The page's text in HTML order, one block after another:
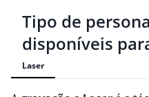
Tipo de
disponíveis
Laser